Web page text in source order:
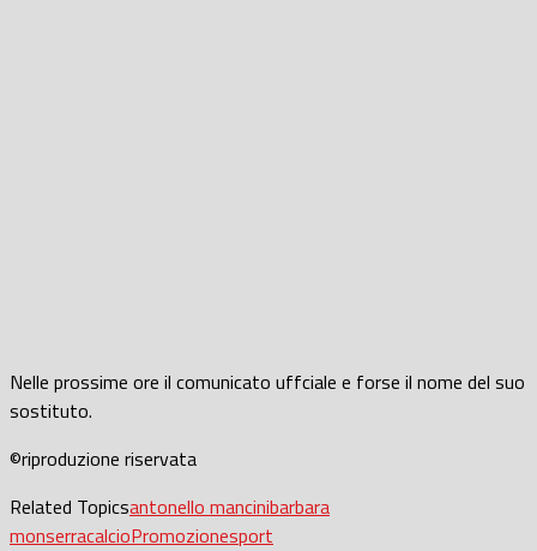
Nelle prossime ore il comunicato uffciale e forse il nome del suo
sostituto.
©riproduzione riservata
Related Topicsantonello mancinibarbara
monserracalcioPromozionesport